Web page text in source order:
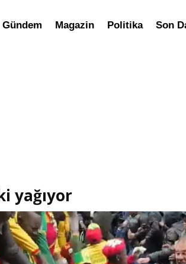
Gündem Magazin Politika Son
yağıyor